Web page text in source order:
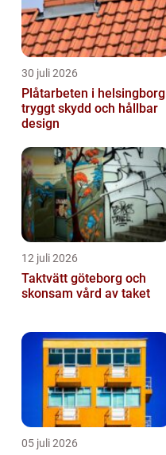
30 juli 2026
Plåtarbeten i helsingborg
tryggt skydd och hållbar
design
12 juli 2026
Taktvätt göteborg och
skonsam vård av taket
05 juli 2026